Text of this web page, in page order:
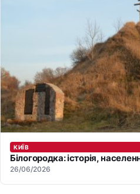
КИЇВ
Білогородка: історія,
26/06/2026